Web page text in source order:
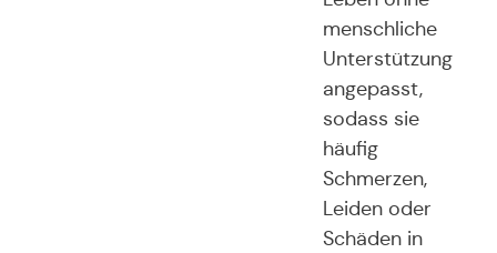
menschliche
Unterstützung
angepasst,
sodass sie
häufig
Schmerzen,
Leiden oder
Schäden in